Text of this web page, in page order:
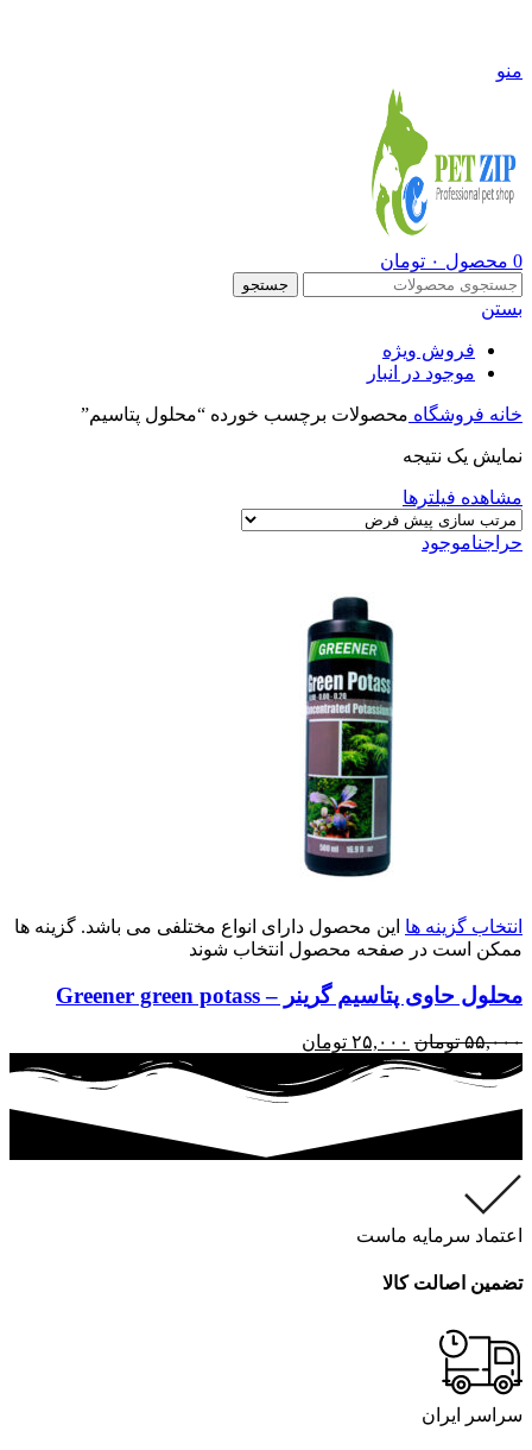
منو
0 محصول ۰ تومان
جستجو
بستن
فروش ویژه
موجود در انبار
خانه فروشگاه محصولات برچسب خورده “محلول پتاسیم”
نمایش یک نتیجه
مشاهده فیلترها
حراجناموجود
انتخاب گزینه ها این محصول دارای انواع مختلفی می باشد. گزینه ها
ممکن است در صفحه محصول انتخاب شوند
محلول حاوی پتاسیم گرینر – Greener green potass
۵۵,۰۰۰ تومان ۲۵,۰۰۰ تومان
اعتماد سرمایه ماست
تضمین اصالت کالا
سراسر ایران